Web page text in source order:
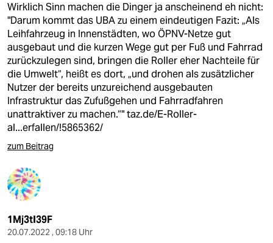
Wirklich Sinn machen die Dinger ja anscheinend eh nicht:
"Darum kommt das UBA zu einem eindeutigen Fazit: „Als
Leihfahrzeug in Innenstädten, wo ÖPNV-Netze gut
ausgebaut und die kurzen Wege gut per Fuß und Fahrrad
zurückzulegen sind, bringen die Roller eher Nachteile für
die Umwelt“, heißt es dort, „und drohen als zusätzlicher
Nutzer der bereits unzureichend ausgebauten
Infrastruktur das Zufußgehen und Fahrradfahren
unattraktiver zu machen.“"taz.de/E-Roller-
al...erfallen/!5865362/
zum Beitrag
1Mj3tI39F
20.07.2022 , 09:18 Uhr